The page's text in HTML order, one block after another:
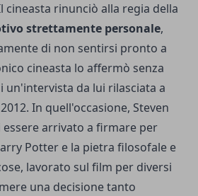
cineasta rinunciò alla regia della
strettamente personale,
di non sentirsi pronto a
cineasta lo affermò senza
un'intervista da lui rilasciata a
In quell'occasione, Steven
essere arrivato a firmare per
Potter e la pietra filosofale e
lavorato sul film per diversi
una decisione tanto